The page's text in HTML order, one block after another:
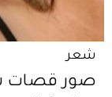
شعر
صور قصات